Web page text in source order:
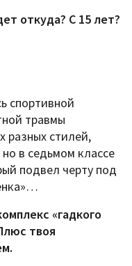
откуда? С 15 лет?
спортивной
травмы
разных стилей,
в седьмом классе
подвел черту под
«гадкого
твоя